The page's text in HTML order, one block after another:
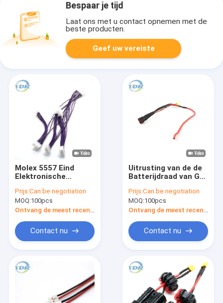
Bespaar je tijd
Laat ons met u contact opnemen met de
beste producten.
Geef uw vereiste
Molex 5557 Eind
Elektronische
Klantgerichte 18AWG
Prijs:Can be negotiation
MOQ:100pcs
Ontvang de meest recente Prijs
Contact nu
Uitrusting van de de
Batterijdraad van Gr
Elektrische Kabels
van UL1007 18AWG
Prijs:Can be negotiation
MOQ:100pcs
Ontvang de meest recente Prijs
Contact nu